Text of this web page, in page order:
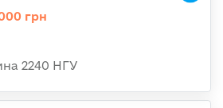
грн
2240 НГУ